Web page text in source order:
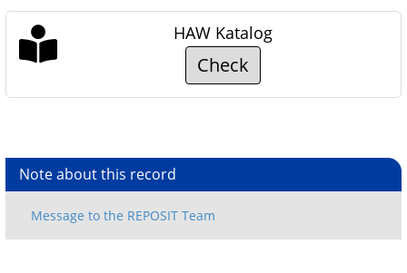
HAW Katalog
Check
Note about this record